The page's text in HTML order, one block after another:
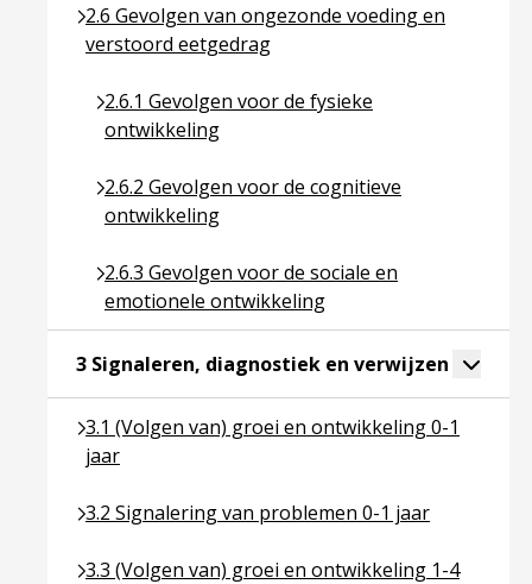
2.6 Gevolgen van ongezonde voeding en
verstoord eetgedrag
Ga naar pagina over 2.6 Gevolgen van
2.6.1 Gevolgen voor de fysieke
ontwikkeling
Ga naar pagina over 2.6.1 Gevolgen voor de
2.6.2 Gevolgen voor de cognitieve
ontwikkeling
Ga naar pagina over 2.6.2 Gevolgen voor de
2.6.3 Gevolgen voor de sociale en
emotionele ontwikkeling
Ga naar pagina over 2.6.3 Gevolgen voor de
3 Signaleren, diagnostiek en verwijzen Ga
Toggle
3.1 (Volgen van) groei en ontwikkeling 0-1
jaar
Ga naar pagina over 3.1 (Volgen van) groei en
3.2 Signalering van problemen 0-1 jaar
Ga naar pagina over 3.2 Signalering van problemen
3.3 (Volgen van) groei en ontwikkeling 1-4
Ga naar pagina over 3.3 (Volgen van) groei en